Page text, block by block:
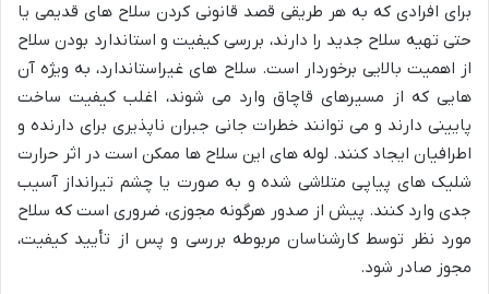
برای افرادی که به هر طریقی قصد قانونی کردن سلاح های قدیمی یا
حتی تهیه سلاح جدید را دارند، بررسی کیفیت و استاندارد بودن سلاح
از اهمیت بالایی برخوردار است. سلاح های غیراستاندارد، به ویژه آن
هایی که از مسیرهای قاچاق وارد می شوند، اغلب کیفیت ساخت
پایینی دارند و می توانند خطرات جانی جبران ناپذیری برای دارنده و
اطرافیان ایجاد کنند. لوله های این سلاح ها ممکن است در اثر حرارت
شلیک های پیاپی متلاشی شده و به صورت یا چشم تیرانداز آسیب
جدی وارد کنند. پیش از صدور هرگونه مجوزی، ضروری است که سلاح
مورد نظر توسط کارشناسان مربوطه بررسی و پس از تأیید کیفیت،
مجوز صادر شود.